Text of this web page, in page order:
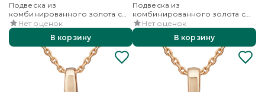
Подвеска из
комбинированного золота с
бриллиантом
Нет оценок
В корзину
Подвеска из
комбинированного золота с
бриллиантом
Нет оценок
В корзину